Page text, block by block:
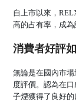
自上市以來，
高的占有率，成為
消費者好評
無論是在國內市
度評價。認為在
子煙獲得了良好的